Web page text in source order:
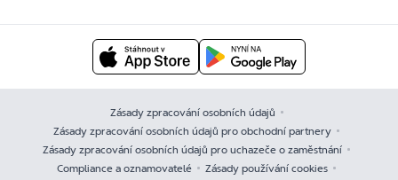
Zásady zpracování osobních údajů
Zásady zpracování osobních údajů pro obchodní partnery
Zásady zpracování osobních údajů pro uchazeče o zaměstnání
Compliance a oznamovatelé
Zásady používání cookies